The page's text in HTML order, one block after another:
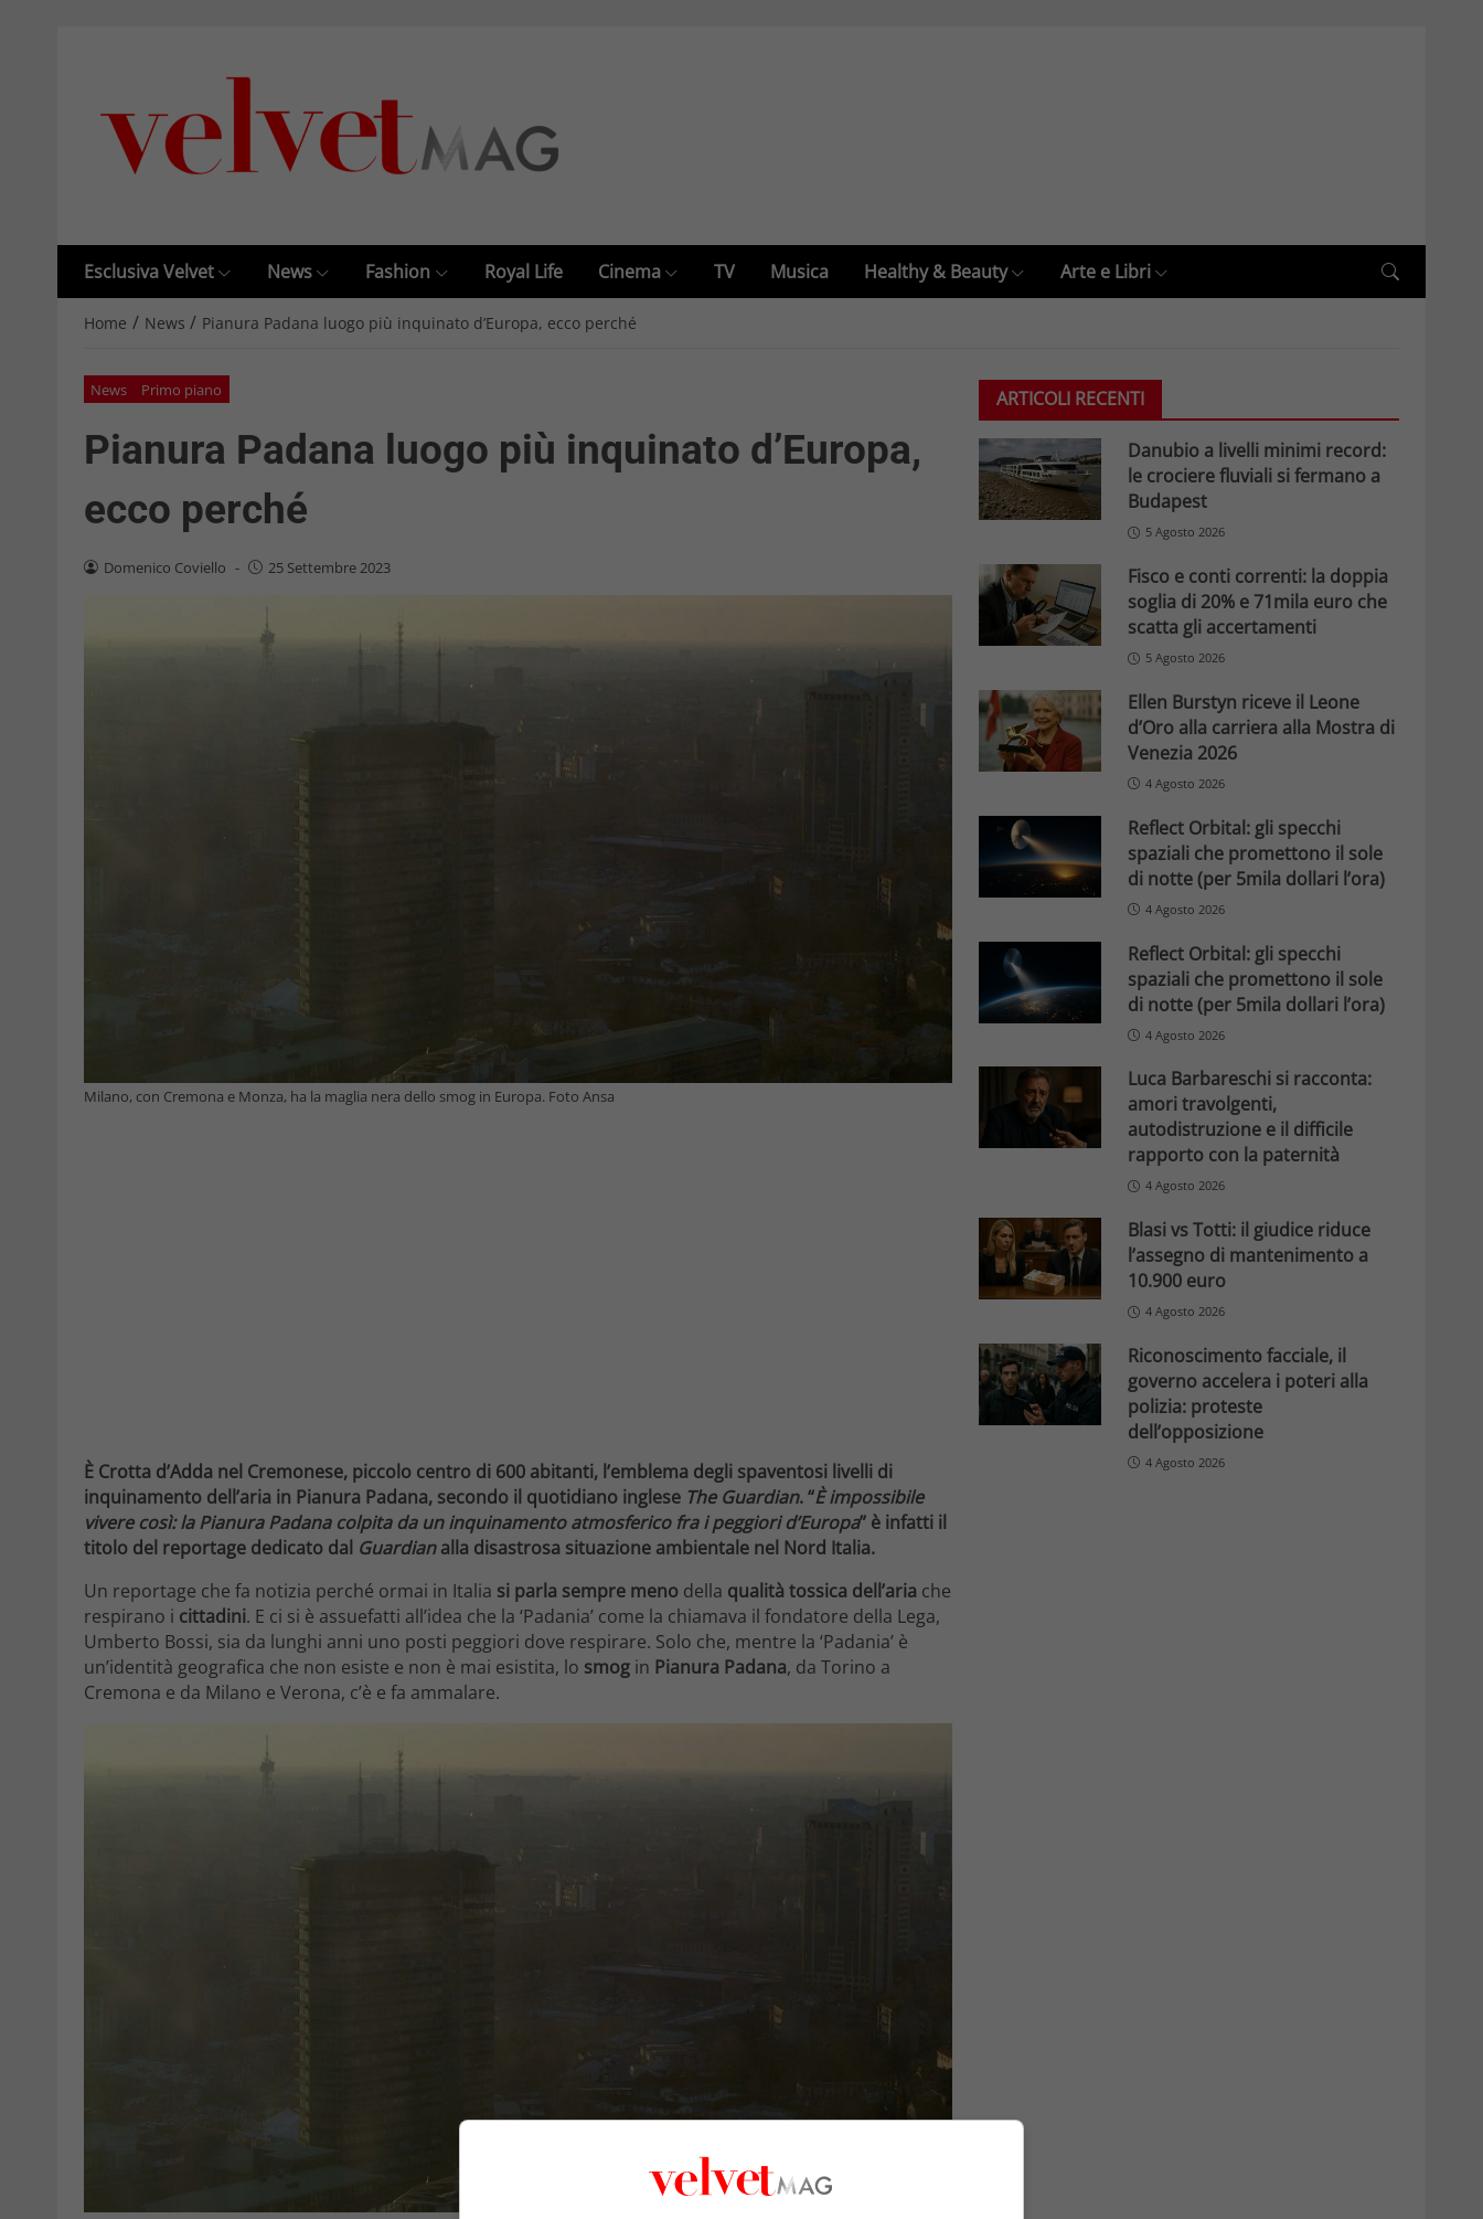
Esclusiva Velvet News Fashion Royal Life Cinema TV Musica Healthy & Beauty Arte e Libri
Home / News / Pianura Padana luogo più inquinato d’Europa, ecco perché
News Primo piano
Pianura Padana luogo più inquinato d’Europa,
ecco perché
Domenico Coviello - 25 Settembre 2023
Milano, con Cremona e Monza, ha la maglia nera dello smog in Europa. Foto Ansa
È Crotta d’Adda nel Cremonese, piccolo centro di 600 abitanti, l’emblema degli spaventosi livelli di
inquinamento dell’aria in Pianura Padana, secondo il quotidiano inglese The Guardian. “È impossibile
vivere così: la Pianura Padana colpita da un inquinamento atmosferico fra i peggiori d’Europa” è infatti il
titolo del reportage dedicato dal Guardianalla disastrosa situazione ambientale nel Nord Italia.
Un reportage che fa notizia perché ormai in Italia si parla sempre meno della qualità tossica dell’aria che
respirano i cittadini. E ci si è assuefatti all’idea che la ‘Padania’ come la chiamava il fondatore della Lega,
Umberto Bossi, sia da lunghi anni uno posti peggiori dove respirare. Solo che, mentre la ‘Padania’ è
un’identità geografica che non esiste e non è mai esistita, lo smog in Pianura Padana, da Torino a
Cremona e da Milano e Verona, c’è e fa ammalare.
ARTICOLI RECENTI
Danubio a livelli minimi record:
le crociere fluviali si fermano a
Budapest
5 Agosto 2026
Fisco e conti correnti: la doppia
soglia di 20% e 71mila euro che
scatta gli accertamenti
5 Agosto 2026
Ellen Burstyn riceve il Leone
d’Oro alla carriera alla Mostra di
Venezia 2026
4 Agosto 2026
Reflect Orbital: gli specchi
spaziali che promettono il sole
di notte (per 5mila dollari l’ora)
4 Agosto 2026
Reflect Orbital: gli specchi
spaziali che promettono il sole
di notte (per 5mila dollari l’ora)
4 Agosto 2026
Luca Barbareschi si racconta:
amori travolgenti,
autodistruzione e il difficile
rapporto con la paternità
4 Agosto 2026
Blasi vs Totti: il giudice riduce
l’assegno di mantenimento a
10.900 euro
4 Agosto 2026
Riconoscimento facciale, il
governo accelera i poteri alla
polizia: proteste
dell’opposizione
4 Agosto 2026